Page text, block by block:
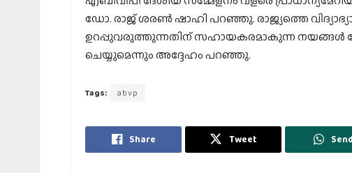
ഡോ. രാജ് ശരണ്‍ ഷാഹി പറഞ്ഞു. രാജ്യത്തെ
ഉറപ്പുവരുത്തുന്നതിന് സഹായകരമാകുന്ന നയങ്ങള്‍
ചെയ്യുമെന്നും അദ്ദേഹം പറഞ്ഞു.
Tags: abvp
Share Tweet Send